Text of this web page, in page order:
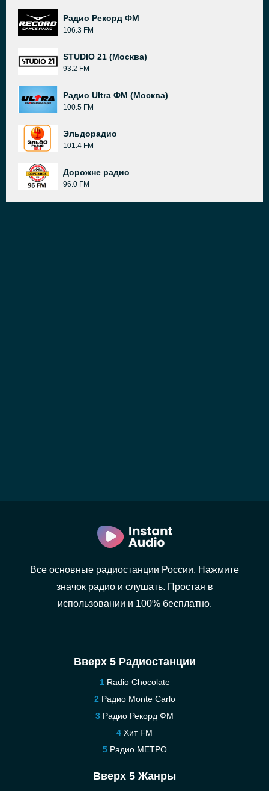
Радио Рекорд ФМ
106.3 FM
STUDIO 21 (Москва)
93.2 FM
Радио Ultra ФМ (Москва)
100.5 FM
Эльдорадио
101.4 FM
Дорожне радио
96.0 FM
Все основные радиостанции России. Нажмите
значок радио и слушать. Простая в
использовании и 100% бесплатно.
Вверх 5 Радиостанции
Radio Chocolate
Радио Monte Carlo
Радио Рекорд ФМ
Хит FM
Радио МЕТРО
Вверх 5 Жанры